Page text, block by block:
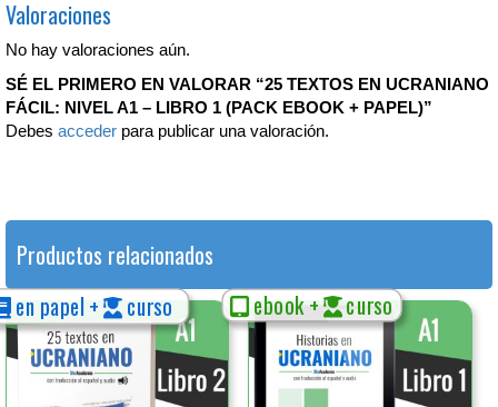
Valoraciones
No hay valoraciones aún.
SÉ EL PRIMERO EN VALORAR “25 TEXTOS EN UCRANIANO
FÁCIL: NIVEL A1 – LIBRO 1 (PACK EBOOK + PAPEL)”
Debes acceder para publicar una valoración.
Productos relacionados
en papel + curso ebook + curso